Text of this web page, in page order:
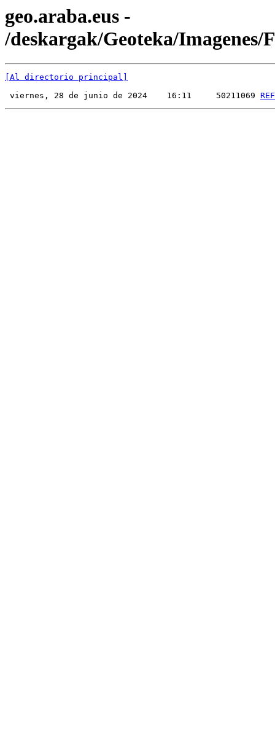
geo.araba.eus -
/deskargak/Geoteka/Imagenes/
[Al directorio principal]
viernes, 28 de junio de 2024    16:11     50211069